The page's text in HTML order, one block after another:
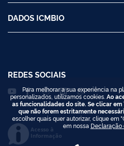
DADOS ICMBIO
REDES SOCIAIS
Acesso à
Informação
Para melhorar a sua experiência na
personalizados, utilizamos cookies. Ao
as funcionalidades do site. Se clicar
que não forem estritamente
escolher quais quer autorizar, clique em
em nossa Declaração